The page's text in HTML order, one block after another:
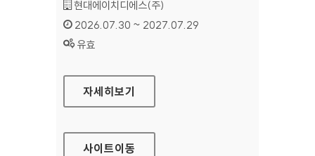
기관명 :
현대에이치디에스(주)
인증기간 :
2026.07.30 ~ 2027.07.29
상태 :
유효
현대HDS
자세히보기
사이트이동